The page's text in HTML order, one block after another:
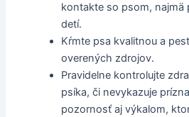
kontakte so psom, najmä
detí.
Kŕmte psa kvalitnou a
overených zdrojov.
Pravidelne kontrolujte
psíka, či nevykazuje
pozornosť aj výkalom,